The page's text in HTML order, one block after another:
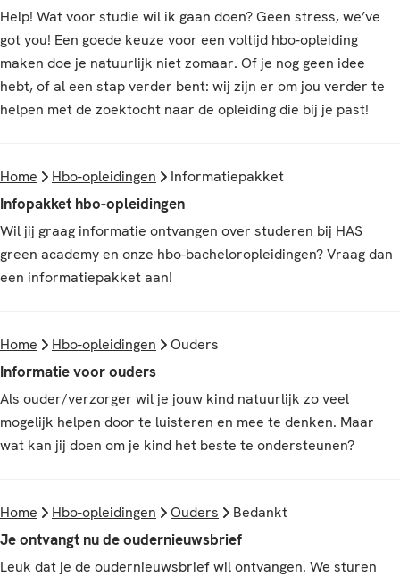
Help! Wat voor studie wil ik gaan doen? Geen stress, we’ve
got you! Een goede keuze voor een voltijd hbo-opleiding
maken doe je natuurlijk niet zomaar. Of je nog geen idee
hebt, of al een stap verder bent: wij zijn er om jou verder te
helpen met de zoektocht naar de opleiding die bij je past!
Home Hbo-opleidingen Informatiepakket
Infopakket hbo-opleidingen
Wil jij graag informatie ontvangen over studeren bij HAS
green academy en onze hbo-bacheloropleidingen? Vraag dan
een informatiepakket aan!
Home Hbo-opleidingen Ouders
Informatie voor ouders
Als ouder/verzorger wil je jouw kind natuurlijk zo veel
mogelijk helpen door te luisteren en mee te denken. Maar
wat kan jij doen om je kind het beste te ondersteunen?
Home Hbo-opleidingen Ouders Bedankt
Je ontvangt nu de ouder­nieuwsbrief
Leuk dat je de oudernieuwsbrief wil ontvangen. We sturen